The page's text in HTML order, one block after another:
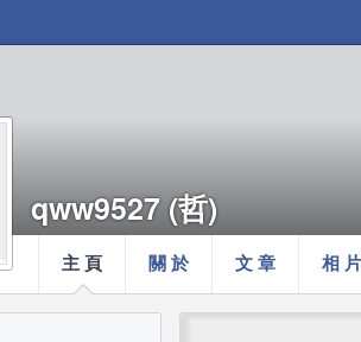
主 頁 關 於 文 章 相 片
qww9527 (哲)